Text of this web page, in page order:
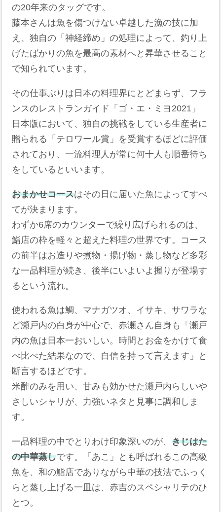
の20年来のタッグです。
藤本さんは魚を傷つけない卓越した漁の技に加
え、独自の「神経締め」の処理によって、釣り上
げたばかりの魚を最高の素材へと昇華させること
で知られています。
その仕事ぶりは日本の料理界にとどまらず、フラ
ンスのレストランガイド「ゴ・エ・ミヨ2021」
日本版において、独自の挑戦をしている生産者に
贈られる「テロワール賞」を受賞するほどに評価
されており、一流料理人が常に何十人も順番待ち
をしているといいます。
おまかせコースはその日に届いた魚によってすべ
てが決まります。
わずか6席のカウンターで繰り広げられるのは、
鮨店の枠を軽々と超えた料理の世界です。コース
の前半はお造りや煮物・揚げ物・蒸し物など多彩
な一品料理が続き、後半にいよいよ握りが登場す
るという流れ。
使われる魚は鯛、マナガツオ、イサキ、サワラな
ど瀬戸内の白身が中心で、赤瀬さん自身も「瀬戸
内の魚は日本一おいしい。時間とお金をかけて食
べ比べた結果なので、自信を持って言えます」と
断言するほどです。
米酢のみを用い、甘みも効かせた瀬戸内らしいや
さしいシャリが、力強いネタと見事に調和しま
す。
一品料理の中でとりわけ印象深いのが、きじはた
の中華蒸しです。「あこ」とも呼ばれるこの高級
魚を、和の鮨店でありながら中華の技法でふっく
らと蒸し上げる一皿は、赤吉のスペシャリテのひ
とつ。